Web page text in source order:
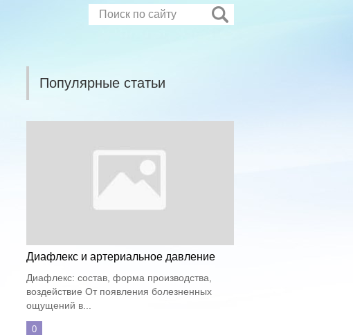
Популярные статьи
Диафлекс и артериальное давление
Диафлекс: состав, форма производства,
воздействие От появления болезненных
ощущений в...
0